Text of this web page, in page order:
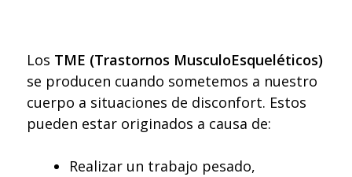
Los TME (Trastornos MusculoEsqueléticos)
se producen cuando sometemos a nuestro
cuerpo a situaciones de disconfort. Estos
pueden estar originados a causa de:
Realizar un trabajo pesado,